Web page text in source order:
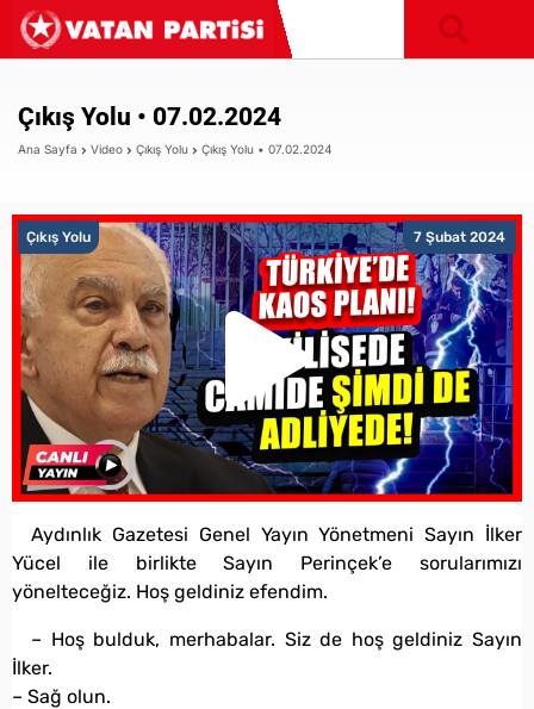
Çıkış Yolu • 07.02.2024
Ana Sayfa Video Çıkış Yolu Çıkış Yolu • 07.02.2024
7 Şubat 2024
Çıkış Yolu
Aydınlık Gazetesi Genel Yayın Yönetmeni Sayın İlker
Yücel ile birlikte Sayın Perinçek’e sorularımızı
yönelteceğiz. Hoş geldiniz efendim.
– Hoş bulduk, merhabalar. Siz de hoş geldiniz Sayın
İlker.
– Sağ olun.